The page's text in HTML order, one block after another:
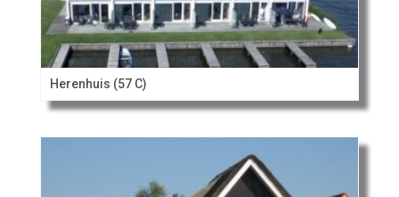
Herenhuis (57 C)